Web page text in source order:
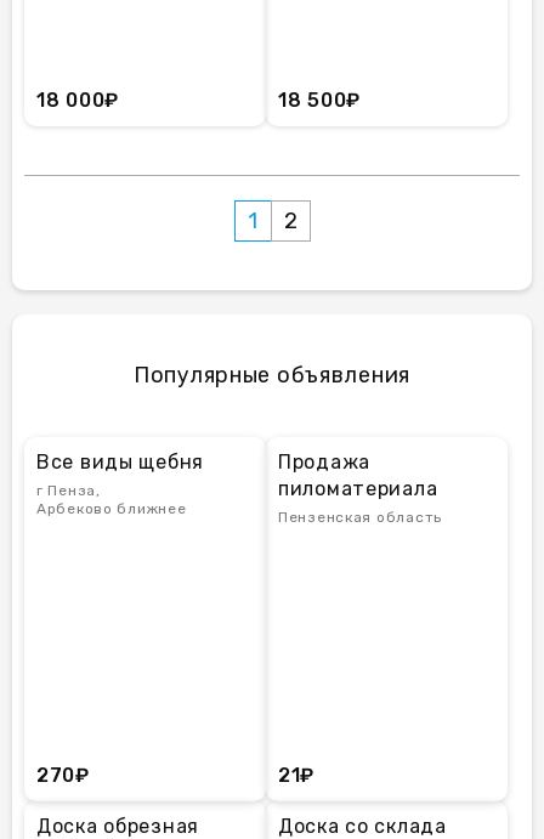
18 000₽ 18 500₽
1 2
Популярные объявления
Все виды щебня
г Пенза,
Арбеково ближнее
270₽
Продажа
пиломатериала
Пензенская область
21₽
Доска обрезная
Доска со склада